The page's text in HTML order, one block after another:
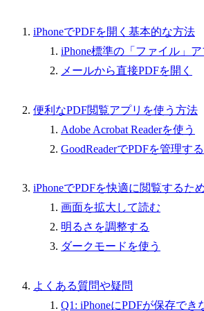
iPhoneでPDFを開く基本的な方法
iPhone標準の「ファイル」
メールから直接PDFを開く
便利なPDF閲覧アプリを使う方法
Adobe Acrobat Readerを使う
GoodReaderでPDFを管理する
iPhoneでPDFを快適に閲覧するた
画面を拡大して読む
明るさを調整する
ダークモードを使う
よくある質問や疑問
Q1: iPhoneにPDFが保存で